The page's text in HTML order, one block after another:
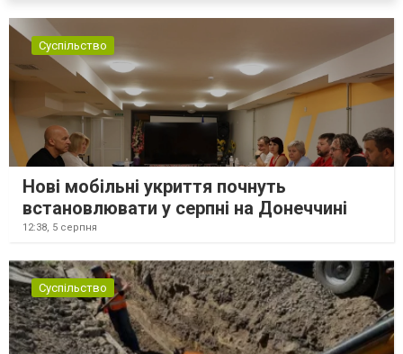
Суспільство
Нові мобільні укриття почнуть
встановлювати у серпні на Донеччині
12:38, 5 серпня
Суспільство